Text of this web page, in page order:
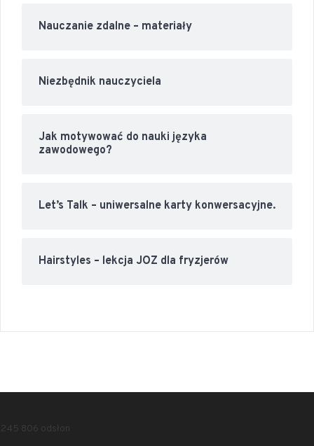
Nauczanie zdalne – materiały
Niezbędnik nauczyciela
Jak motywować do nauki języka
zawodowego?
Let’s Talk – uniwersalne karty konwersacyjne.
Hairstyles – lekcja JOZ dla fryzjerów
245 806 odsłon